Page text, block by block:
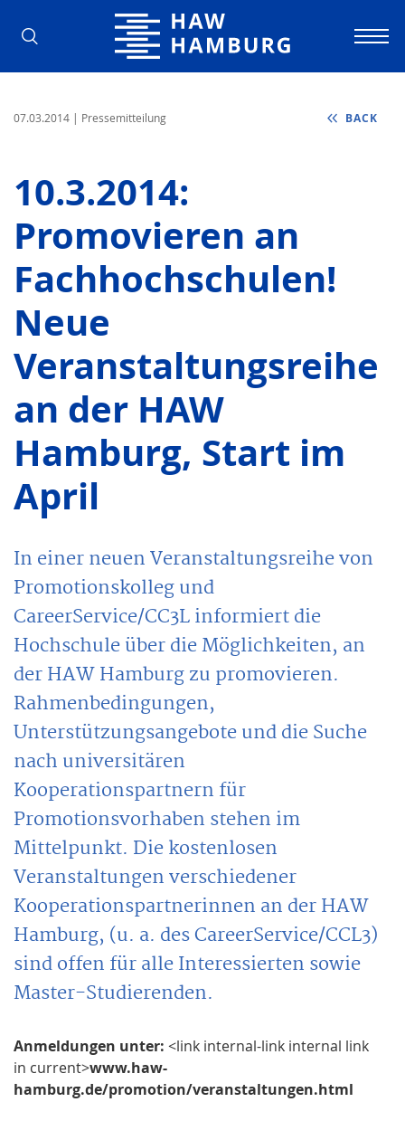
Hamburg University of Applied
07.03.2014 | Pressemitteilung BACK
10.3.2014:
Promovieren an
Fachhochschulen!
Neue
Veranstaltungsreihe
an der HAW
Hamburg, Start im
April
In einer neuen Veranstaltungsreihe von
Promotionskolleg und
CareerService/CC3L informiert die
Hochschule über die Möglichkeiten, an
der HAW Hamburg zu promovieren.
Rahmenbedingungen,
Unterstützungsangebote und die Suche
nach universitären
Kooperationspartnern für
Promotionsvorhaben stehen im
Mittelpunkt. Die kostenlosen
Veranstaltungen verschiedener
Kooperationspartnerinnen an der HAW
Hamburg, (u. a. des CareerService/CCL3)
sind offen für alle Interessierten sowie
Master-Studierenden.
Anmeldungen unter: <link internal-link internal link
in current>www.haw-
hamburg.de/promotion/veranstaltungen.html